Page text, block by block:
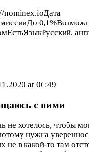
nominex.ioДата
at 06:49
с ними
не хотелось, чтобы
нужна
не в какой-то там